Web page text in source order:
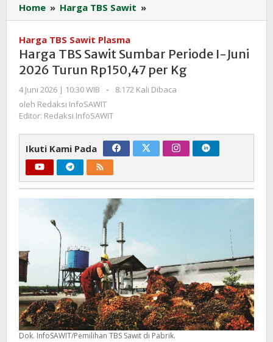
Home » Harga TBS Sawit »
TBS
Sumbar
Periode
I-
Juni
per
Kg
Harga TBS Sawit Plasma
Harga TBS Sawit Sumbar Periode I-Juni
2026 Turun Rp150,47 per Kg
4 Juni 2026 | 10:30 WIB
oleh
Redaksi
InfoSAWIT
-
8.172 Kali Dibaca
oleh Redaksi InfoSAWIT
Editor: Redaksi InfoSAWIT
Ikuti Kami Pada
Dok. InfoSAWIT/Pemilihan TBS Sawit di Pabrik.